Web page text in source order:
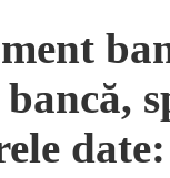
date: